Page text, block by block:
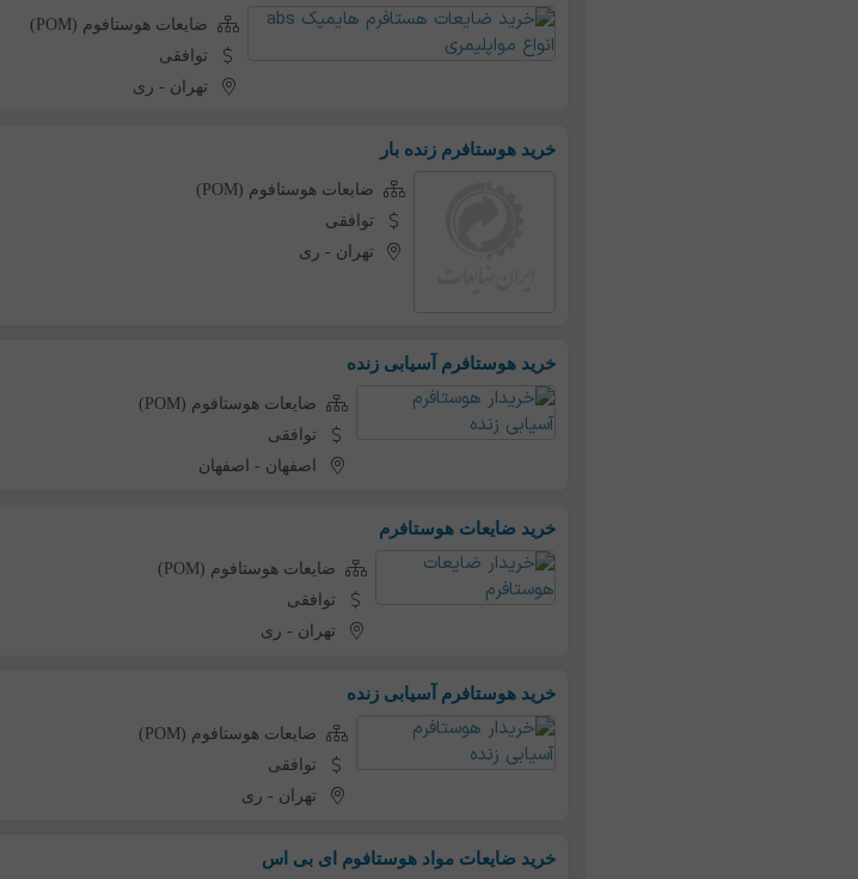
ضایعات هوستافوم (POM)
توافقی
تهران - ری
خرید هوستافرم زنده بار
ضایعات هوستافوم (POM)
توافقی
تهران - ری
خرید هوستافرم آسیابی زنده
ضایعات هوستافوم (POM)
توافقی
اصفهان - اصفهان
خرید ضایعات هوستافرم
ضایعات هوستافوم (POM)
توافقی
تهران - ری
خرید هوستافرم آسیابی زنده
ضایعات هوستافوم (POM)
توافقی
تهران - ری
خرید ضایعات مواد هوستافوم ای بی اس